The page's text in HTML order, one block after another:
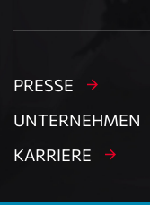
PRESSE
UNTERNEHMEN
KARRIERE